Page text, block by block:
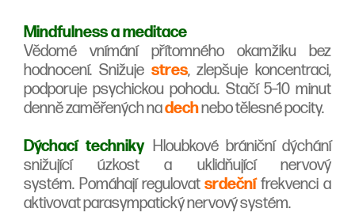
Mindfulness a meditace
Vědomé vnímání přítomného okamžiku bez
hodnocení. Snižuje stres, zlepšuje koncentraci,
podporuje psychickou pohodu. Stačí 5–10 minut
denně zaměřených nadechnebo tělesné pocity.
Dýchací techniky Hloubkové brániční dýchání
snižující úzkost a uklidňující nervový
systém. Pomáhají regulovatsrdečnífrekvenci a
aktivovat parasympatický nervový systém.